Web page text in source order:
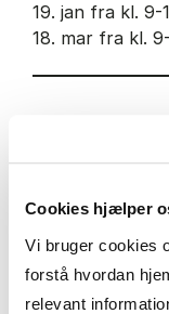
Cookies hjælper
Vi bruger cookies
forstå hvordan
relevant
19. jan fra kl. 9-
18. mar fra kl.
18. maj
Mundtlig
Uge 22